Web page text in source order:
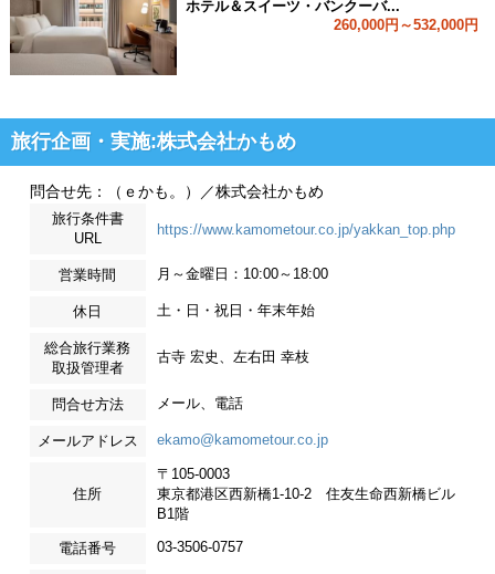
ホテル＆スイーツ・バンクーバ...
260,000円～532,000円
旅行企画・実施:株式会社かもめ
問合せ先：（ｅかも。）／株式会社かもめ
旅行条件書
URL
https://www.kamometour.co.jp/yakkan_top.php
営業時間 月～金曜日：10:00～18:00
休日 土・日・祝日・年末年始
総合旅行業務
取扱管理者
古寺 宏史、左右田 幸枝
問合せ方法 メール、電話
メールアドレス ekamo@kamometour.co.jp
住所
〒105-0003
東京都港区西新橋1-10-2 住友生命西新橋ビル
B1階
電話番号 03-3506-0757